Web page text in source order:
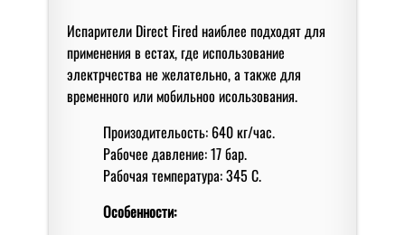
Испарители Direct Fired наиблее подходят для
применения в естах, где использование
электрчества не желательно, а также для
временного или мобильноо исользования.
Произодительость: 640 кг/час.
Рабочее давление: 17 бар.
Рабочая температура: 345 С.
Особенности: